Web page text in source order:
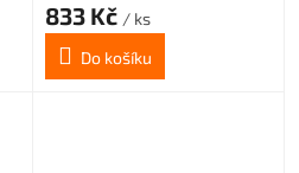
833 Kč / ks
Do košíku